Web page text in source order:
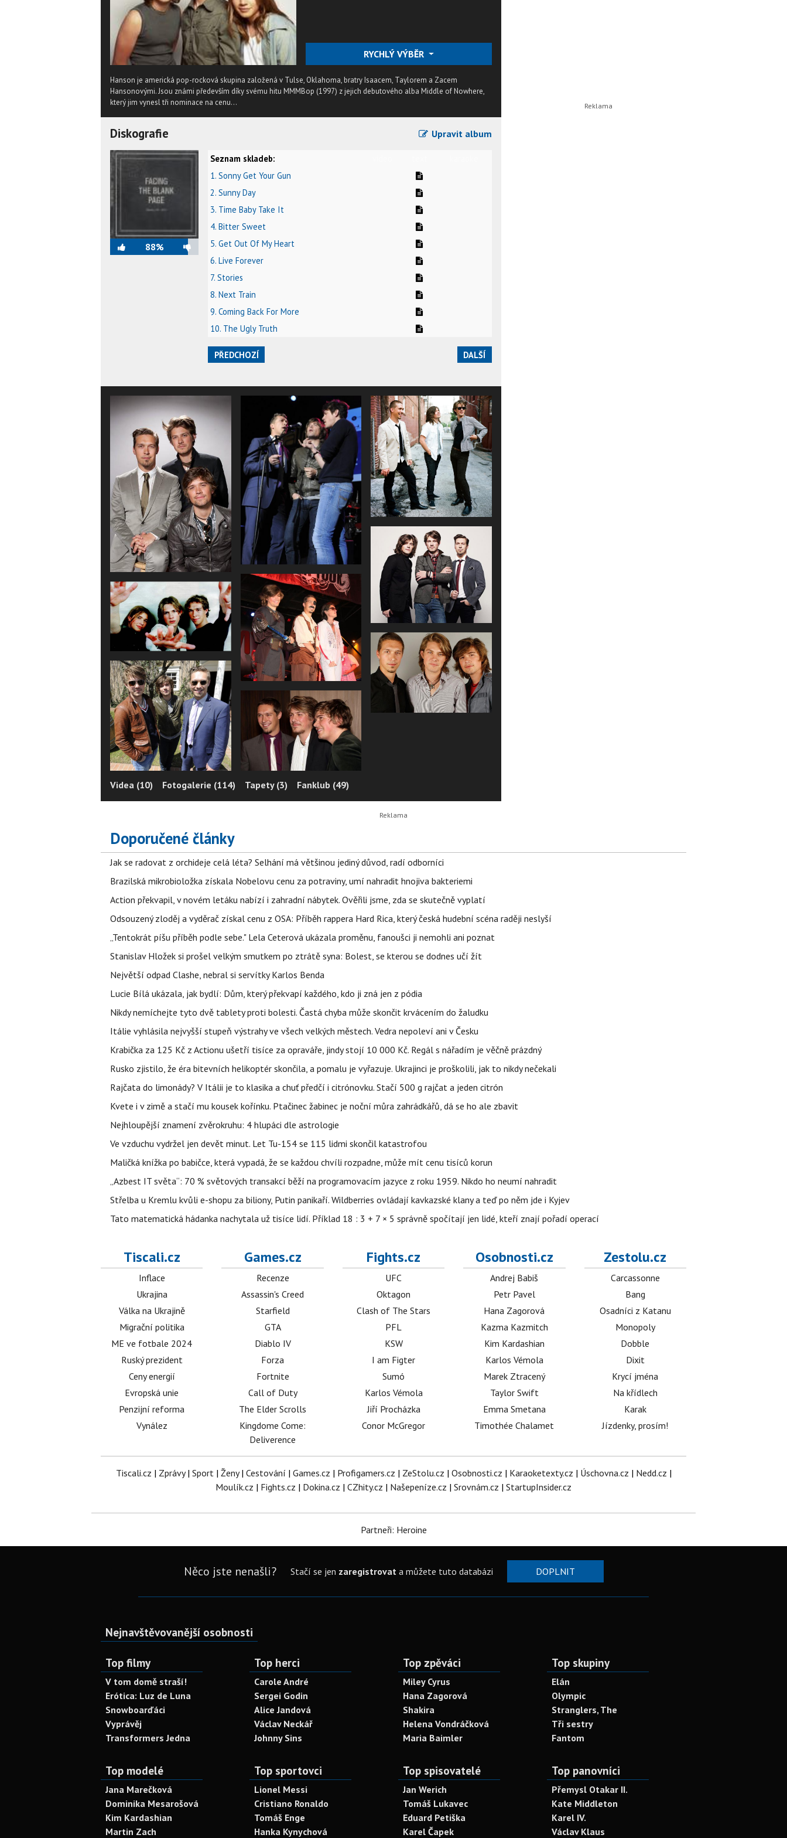
RYCHLÝ VÝBĚR
Hanson je americká pop-rocková skupina založená v Tulse, Oklahoma, bratry Isaacem, Taylorem a Zacem
Hansonovými. Jsou známi především díky svému hitu MMMBop (1997) z jejich debutového alba Middle of Nowhere,
který jim vynesl tři nominace na cenu...
Diskografie Upravit album
88%
Seznam skladeb:
1. Sonny Get Your Gun
2. Sunny Day
3. Time Baby Take It
4. Bitter Sweet
5. Get Out Of My Heart
6. Live Forever
7. Stories
8. Next Train
9. Coming Back For More
10. The Ugly Truth
PŘEDCHOZÍ DALŠÍ
Videa (10) Fotogalerie (114) Tapety (3) Fanklub (49)
Doporučené články
Jak se radovat z orchideje celá léta? Selhání má většinou jediný důvod, radí odborníci
Brazilská mikrobioložka získala Nobelovu cenu za potraviny, umí nahradit hnojiva bakteriemi
Action překvapil, v novém letáku nabízí i zahradní nábytek. Ověřili jsme, zda se skutečně vyplatí
Odsouzený zloděj a vyděrač získal cenu z OSA: Příběh rappera Hard Rica, který česká hudební scéna raději neslyší
„Tentokrát píšu příběh podle sebe." Lela Ceterová ukázala proměnu, fanoušci ji nemohli ani poznat
Stanislav Hložek si prošel velkým smutkem po ztrátě syna: Bolest, se kterou se dodnes učí žít
Největší odpad Clashe, nebral si servítky Karlos Benda
Lucie Bílá ukázala, jak bydlí: Dům, který překvapí každého, kdo ji zná jen z pódia
Nikdy nemíchejte tyto dvě tablety proti bolesti. Častá chyba může skončit krvácením do žaludku
Itálie vyhlásila nejvyšší stupeň výstrahy ve všech velkých městech. Vedra nepoleví ani v Česku
Krabička za 125 Kč z Actionu ušetří tisíce za opraváře, jindy stojí 10 000 Kč. Regál s nářadím je věčně prázdný
Rusko zjistilo, že éra bitevních helikoptér skončila, a pomalu je vyřazuje. Ukrajinci je proškolili, jak to nikdy nečekali
Rajčata do limonády? V Itálii je to klasika a chuť předčí i citrónovku. Stačí 500 g rajčat a jeden citrón
Kvete i v zimě a stačí mu kousek kořínku. Ptačinec žabinec je noční můra zahrádkářů, dá se ho ale zbavit
Nejhloupější znamení zvěrokruhu: 4 hlupáci dle astrologie
Ve vzduchu vydržel jen devět minut. Let Tu-154 se 115 lidmi skončil katastrofou
Maličká knížka po babičce, která vypadá, že se každou chvíli rozpadne, může mít cenu tisíců korun
„Azbest IT světa“: 70 % světových transakcí běží na programovacím jazyce z roku 1959. Nikdo ho neumí nahradit
Střelba u Kremlu kvůli e-shopu za biliony, Putin panikaří. Wildberries ovládají kavkazské klany a teď po něm jde i Kyjev
Tato matematická hádanka nachytala už tisíce lidí. Příklad 18 : 3 + 7 × 5 správně spočítají jen lidé, kteří znají pořadí operací
Tiscali.cz
Inflace
Ukrajina
Válka na Ukrajině
Migrační politika
ME ve fotbale 2024
Ruský prezident
Ceny energií
Evropská unie
Penzijní reforma
Vynález
Games.cz
Recenze
Assassin's Creed
Starfield
GTA
Diablo IV
Forza
Fortnite
Call of Duty
The Elder Scrolls
Kingdome Come:
Deliverence
Fights.cz
UFC
Oktagon
Clash of The Stars
PFL
KSW
I am Figter
Sumó
Karlos Vémola
Jiří Procházka
Conor McGregor
Osobnosti.cz
Andrej Babiš
Petr Pavel
Hana Zagorová
Kazma Kazmitch
Kim Kardashian
Karlos Vémola
Marek Ztracený
Taylor Swift
Emma Smetana
Timothée Chalamet
Zestolu.cz
Carcassonne
Bang
Osadníci z Katanu
Monopoly
Dobble
Dixit
Krycí jména
Na křídlech
Karak
Jízdenky, prosím!
Tiscali.cz | Zprávy| Sport| Ženy| Cestování | Games.cz | Profigamers.cz | ZeStolu.cz | Osobnosti.cz | Karaoketexty.cz | Úschovna.cz | Nedd.cz |
Moulík.cz | Fights.cz | Dokina.cz | CZhity.cz | Našepeníze.cz | Srovnám.cz | StartupInsider.cz
Partneři: Heroine
Něco jste nenašli? Stačí se jen zaregistrovata můžete tuto databázi DOPLNIT
Nejnavštěvovanější osobnosti
Top filmy
V tom domě straší!
Erótica: Luz de Luna
Snowboarďáci
Vyprávěj
Transformers Jedna
Top herci
Carole André
Sergei Godin
Alice Jandová
Václav Neckář
Johnny Sins
Top zpěváci
Miley Cyrus
Hana Zagorová
Shakira
Helena Vondráčková
Maria Baimler
Top skupiny
Elán
Olympic
Stranglers, The
Tři sestry
Fantom
Top modelé
Jana Marečková
Dominika Mesarošová
Kim Kardashian
Martin Zach
Top sportovci
Lionel Messi
Cristiano Ronaldo
Tomáš Enge
Hanka Kynychová
Top spisovatelé
Jan Werich
Tomáš Lukavec
Eduard Petiška
Karel Čapek
Top panovníci
Přemysl Otakar II.
Kate Middleton
Karel IV.
Václav Klaus